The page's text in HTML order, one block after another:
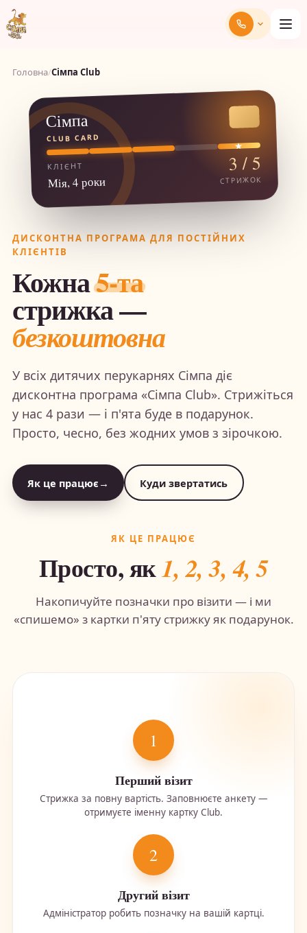
Головна/Сімпа Club
ДИСКОНТНА ПРОГРАМА ДЛЯ ПОСТІЙНИХ
КЛІЄНТІВ
Кожна5-та
стрижка —
безкоштовна
У всіх дитячих перукарнях Сімпа діє
дисконтна програма «Сімпа Club». Стрижіться
у нас 4 рази — і п'ята буде в подарунок.
Просто, чесно, без жодних умов з зірочкою.
Як це працює → Куди звертатись
Сімпа
CLUB CARD
КЛІЄНТ
Мія, 4 роки
3 / 5
СТРИЖОК
ЯК ЦЕ ПРАЦЮЄ
Просто, як1, 2, 3, 4, 5
Накопичуйте позначки про візити — і ми
«спишемо» з картки п'яту стрижку як подарунок.
1
Перший візит
Стрижка за повну вартість. Заповнюєте анкету —
отримуєте іменну картку Club.
2
Другий візит
Адміністратор робить позначку на вашій картці.